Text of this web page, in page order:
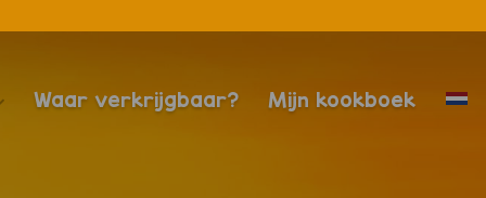
Waar verkrijgbaar? Mijn kookboek